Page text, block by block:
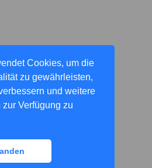
Cookies, um die
zu gewährleisten,
und weitere
Verfügung zu